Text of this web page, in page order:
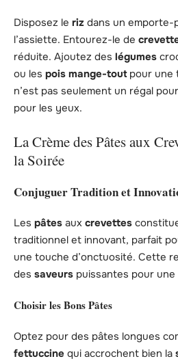
Disposez le riz dans un emporte-
l’assiette. Entourez-le de
réduite. Ajoutez des légumes
ou les pois mange-toutpour une
n’est pas seulement un régal
pour les yeux.
La Crème des Pâtes aux
la Soirée
Conjuguer Tradition et
Les pâtes aux crevettes
traditionnel et innovant, parfait
une touche d’onctuosité. Cette
des saveurs puissantes pour
Choisir les Bons Pâtes
Optez pour des pâtes longues
fettuccine qui accrochent bien la